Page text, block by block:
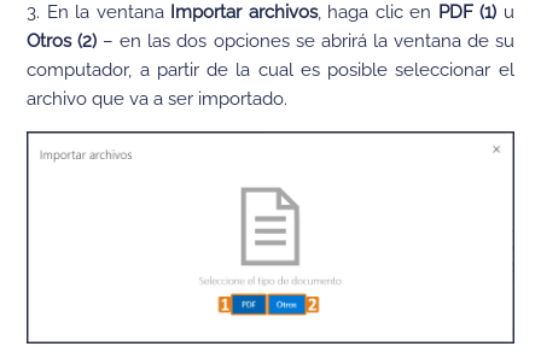
3. En la ventana Importar archivos, haga clic en PDF (1) u
Otros (2) – en las dos opciones se abrirá la ventana de su
computador, a partir de la cual es posible seleccionar el
archivo que va a ser importado.